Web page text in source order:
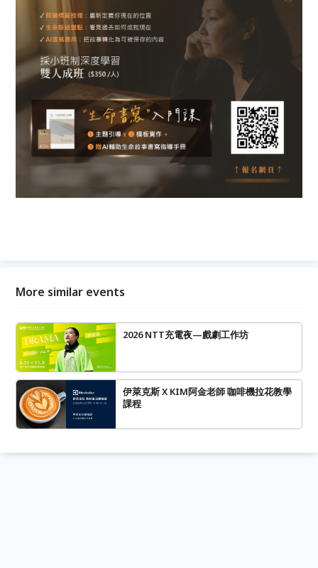
More similar events
2026 NTT充電夜—戲劇工作坊
伊萊克斯 X KIM阿金老師 咖啡機拉花教學
課程